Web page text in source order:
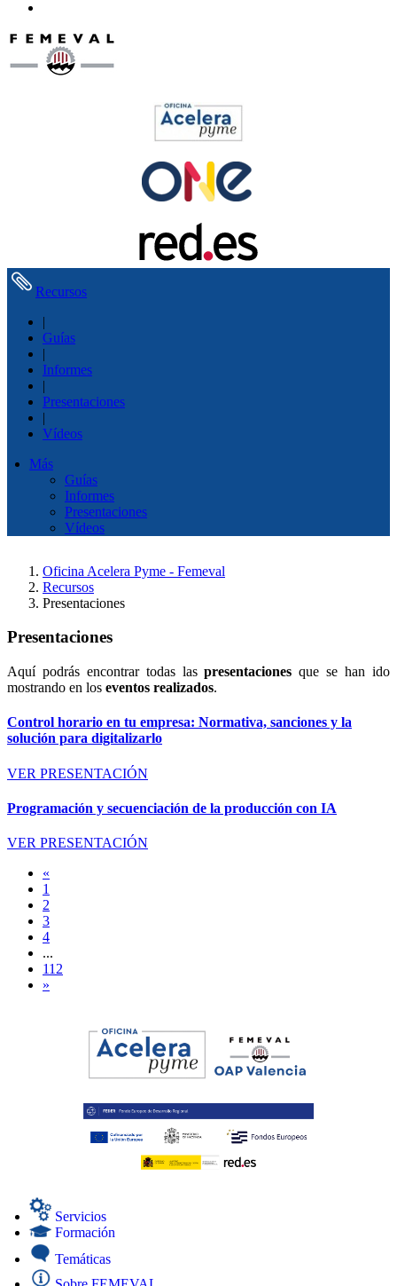
Recursos
|
Guías
|
Informes
|
Presentaciones
|
Vídeos
Más
Guías
Informes
Presentaciones
Vídeos
Oficina Acelera Pyme - Femeval
Recursos
Presentaciones
Presentaciones
Aquí podrás encontrar todas laspresentaciones que se han ido
mostrando en los eventos realizados.
Control horario en tu empresa: Normativa, sanciones y la
solución para digitalizarlo
VER PRESENTACIÓN
Programación y secuenciación de la producción con IA
VER PRESENTACIÓN
«
1
2
3
4
...
112
»
Servicios
Formación
Temáticas